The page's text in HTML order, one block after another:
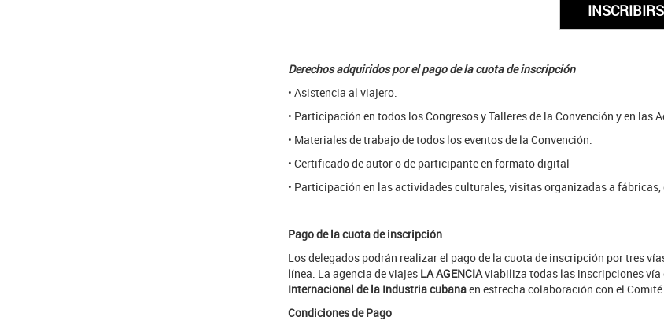
Derechos adquiridos por el pago de la cuota de inscripción
• Asistencia al viajero.
• Participación en todos los Congresos y Talleres de la Convención y en las
• Materiales de trabajo de todos los eventos de la Convención.
• Certificado de autor o de participante en formato digital
• Participación en las actividades culturales, visitas organizadas a
Pago de la cuota de inscripción
Los delegados podrán realizar el pago de la cuota de inscripción por tres
línea. La agencia de viajes LA AGENCIAviabiliza todas las inscripciones vía
Internacional de la Industria cubanaen estrecha colaboración con el
Condiciones de Pago